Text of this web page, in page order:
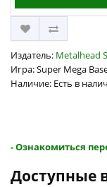
Издатель: Metalhead
Игра: Super Mega
Наличие: Есть в
- Ознакомиться
Доступные